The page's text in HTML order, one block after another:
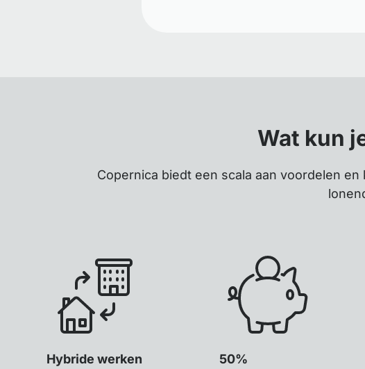
Wat kun
Copernica biedt een scala aan voordelen
Hybride werken
50%